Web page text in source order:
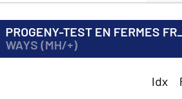
PROGENY-TEST EN FERMES
WAYS (MH/+)
Idx